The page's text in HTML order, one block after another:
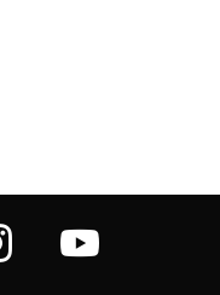
instagram youtube